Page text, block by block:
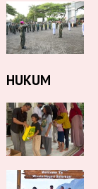
HUKUM